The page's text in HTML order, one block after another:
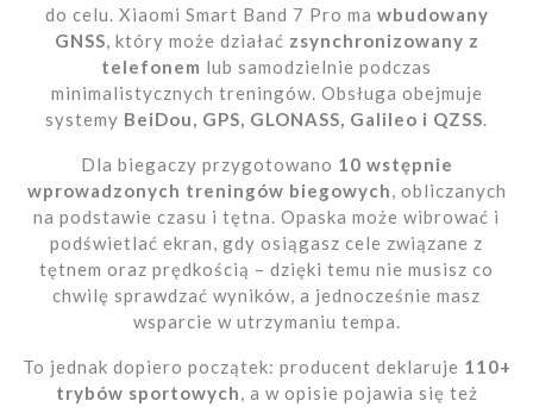
do celu. Xiaomi Smart Band 7 Pro ma wbudowany
GNSS, który może działać zsynchronizowany z
telefonem lub samodzielnie podczas
minimalistycznych treningów. Obsługa obejmuje
systemy BeiDou, GPS, GLONASS, Galileo i QZSS.
Dla biegaczy przygotowano 10 wstępnie
wprowadzonych treningów biegowych, obliczanych
na podstawie czasu i tętna. Opaska może wibrować i
podświetlać ekran, gdy osiągasz cele związane z
tętnem oraz prędkością – dzięki temu nie musisz co
chwilę sprawdzać wyników, a jednocześnie masz
wsparcie w utrzymaniu tempa.
To jednak dopiero początek: producent deklaruje 110+
trybów sportowych, a w opisie pojawia się też